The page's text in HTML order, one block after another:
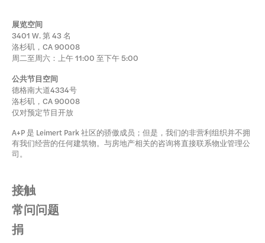
展览空间
3401 W. 第 43 名
洛杉矶，CA 90008
周二至周六：上午 11:00 至下午 5:00
公共节目空间
德格南大道4334号
洛杉矶，CA 90008
仅对预定节目开放
A+P 是 Leimert Park 社区的骄傲成员；但是，我们的非营利组织并不拥
有我们经营的任何建筑物。与房地产相关的咨询将直接联系物业管理公
司。
接触
常问问题
捐